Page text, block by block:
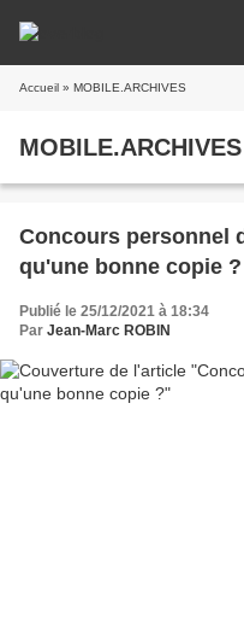
Accueil » MOBILE.ARCHIVES
MOBILE.ARCHIVES
Concours personnel
qu'une bonne copie ?
Publié le 25/12/2021 à 18:34
Par Jean-Marc ROBIN